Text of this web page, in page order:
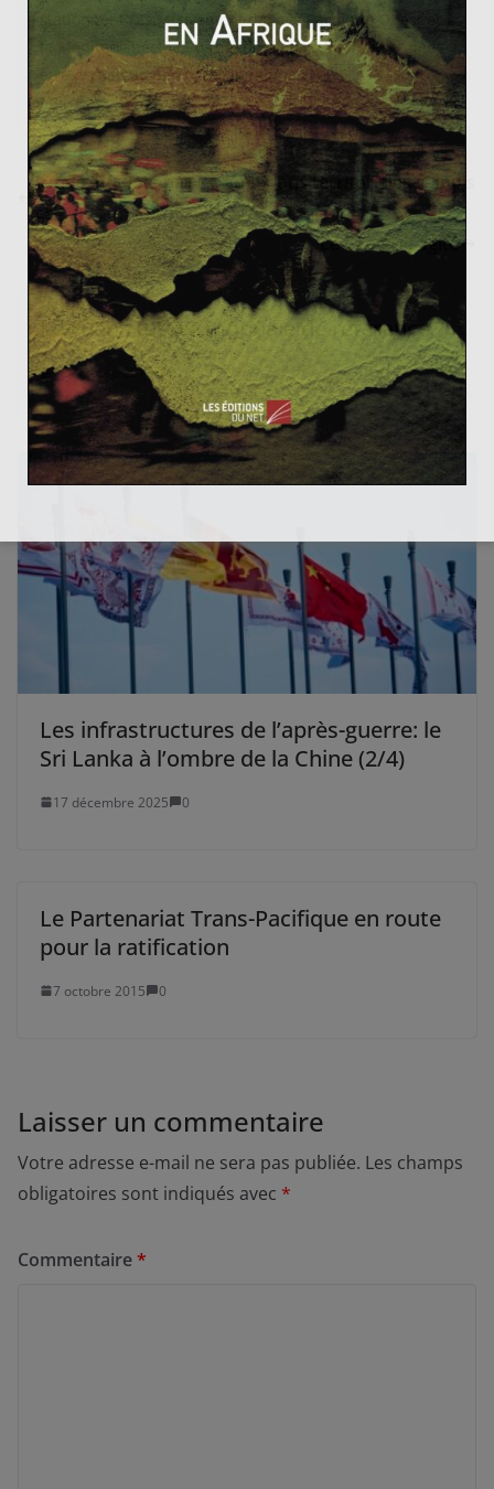
stationnent respectivement dans le Pacifique Ouest et
la Méditerranée, la Russie, désormais la Chine et peut-
être demain la péninsule indienne.
L’Inde inquiète par les ambitions territoriales chinois
es
Le Caucase agité
Le yuan : future monnaie de référence ?
12 octobre 2013 0
Les infrastructures de l’après-guerre: le
Sri Lanka à l’ombre de la Chine (2/4)
17 décembre 2025 0
Le Partenariat Trans-Pacifique en route
pour la ratification
7 octobre 2015 0
Laisser un commentaire
Votre adresse e-mail ne sera pas publiée. Les champs
obligatoires sont indiqués avec *
Commentaire*